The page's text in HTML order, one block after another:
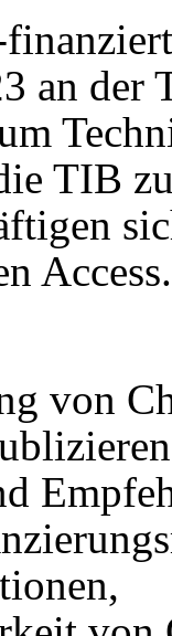
an
TIB
Access.
von